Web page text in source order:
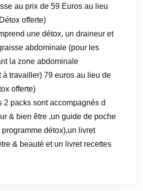
au prix de 59 Euros au lieu
offerte)
une détox, un draineur et
abdominale (pour les
la zone abdominale
à travailler) 79 euros au lieu de
offerte)
2 packs sont accompagnés d
& bien être ,un guide de poche
programme détox),un livret
& beauté et un livret recettes